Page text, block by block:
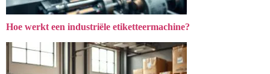
Hoe werkt een industriële etiketteermachine?